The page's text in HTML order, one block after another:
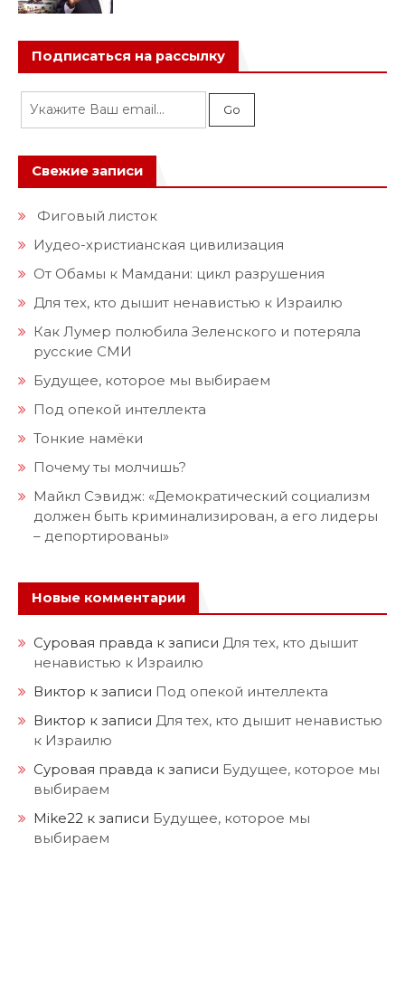
Подписаться на рассылку
Свежие записи
Фиговый листок
Иудео-христианская цивилизация
От Обамы к Мамдани: цикл разрушения
Для тех, кто дышит ненавистью к Израилю
Как Лумер полюбила Зеленского и потеряла
русские СМИ
Будущее, которое мы выбираем
Под опекой интеллекта
Тонкие намёки
Почему ты молчишь?
Майкл Сэвидж: «Демократический социализм
должен быть криминализирован, а его лидеры
– депортированы»
Новые комментарии
Суровая правда к записи Для тех, кто дышит
ненавистью к Израилю
Виктор к записи Под опекой интеллекта
Виктор к записи Для тех, кто дышит ненавистью
к Израилю
Суровая правда к записи Будущее, которое мы
выбираем
Mike22 к записи Будущее, которое мы
выбираем